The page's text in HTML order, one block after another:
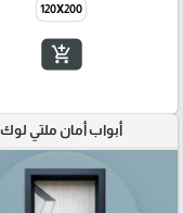
120X200
add_shopping_cart
أبواب أمان ملتي لوك